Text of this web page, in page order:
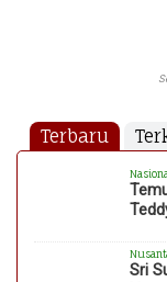
Terbaru
Sri